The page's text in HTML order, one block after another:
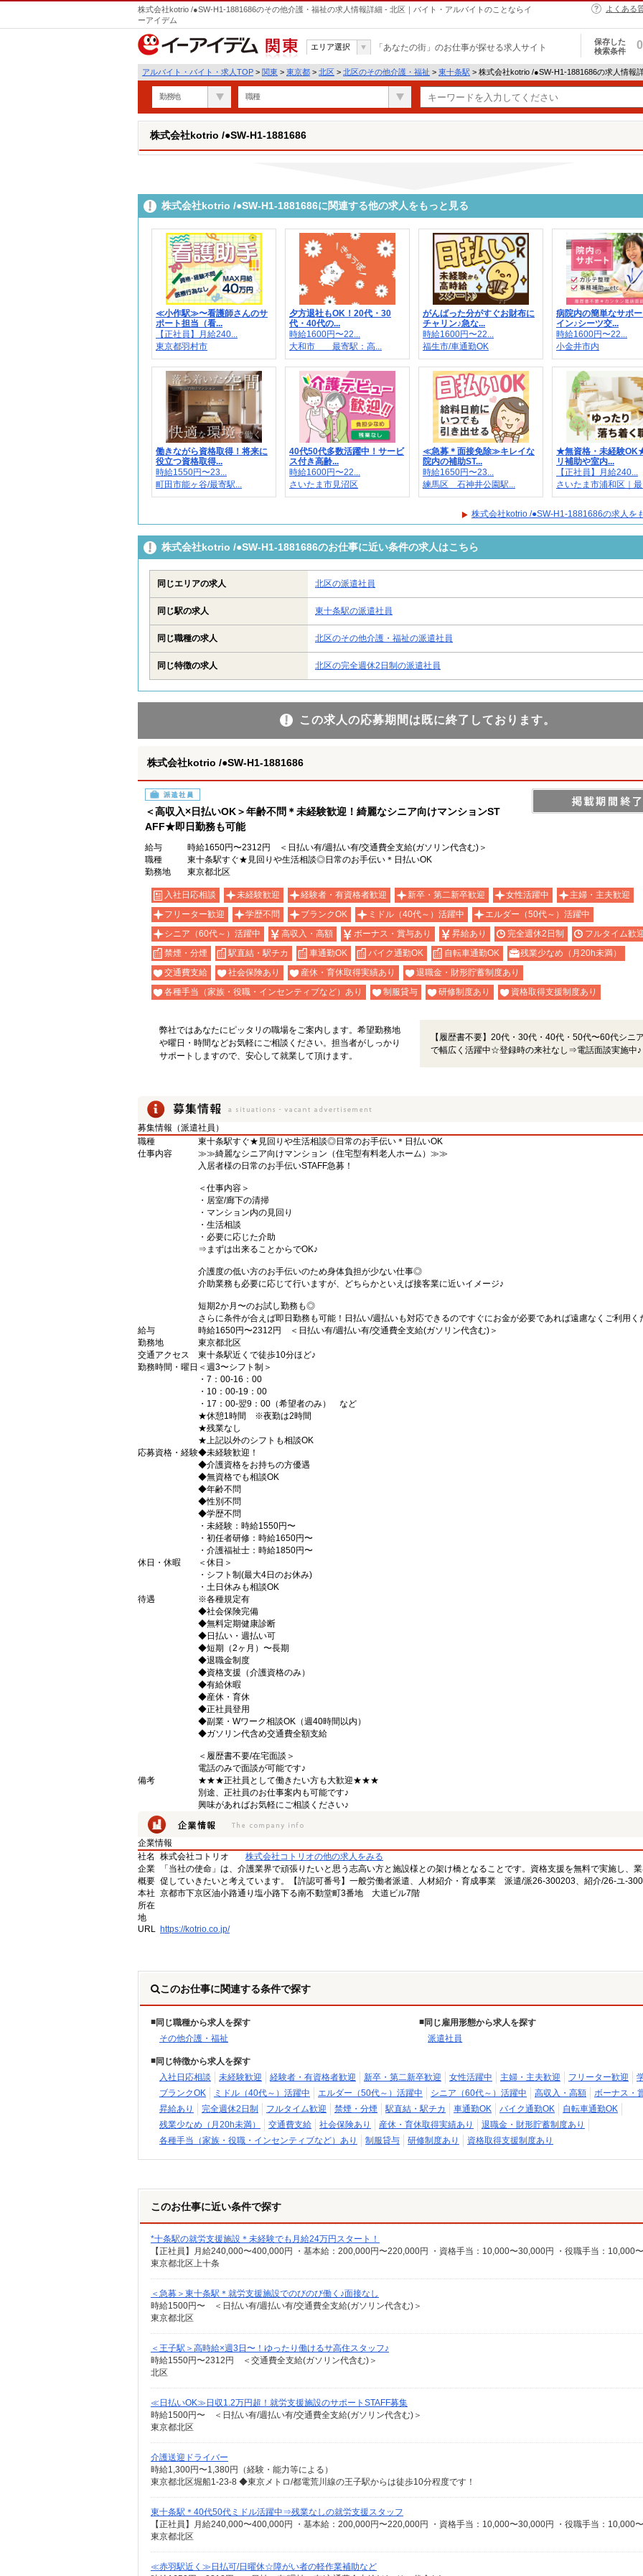
株式会社kotrio /●SW-H1-1881686のその他介護・福祉の求人情報詳細 - 北区｜バイト・アルバイトのことならイ
ーアイデム
よくある
関東
エリア選択 「あなたの街」のお仕事が探せる求人サイト
保存した
検索条件
0
アルバイト・バイト・求人TOP > 関東 > 東京都 > 北区 > 北区のその他介護・福祉 > 東十条駅 > 株式会社kotrio /●SW-H1-1881686の求人情報
勤務地 職種
株式会社kotrio /●SW-H1-1881686
株式会社kotrio /●SW-H1-1881686に関連する他の求人をもっと見る
≪小作駅≫〜看護師さんのサ
ポート担当（看...
【正社員】月給240...
東京都羽村市
夕方退社もOK！20代・30
代・40代の...
時給1600円〜22...
大和市 最寄駅：高...
がんばった分がすぐお財布に
チャリン♪急な...
時給1600円〜22...
福生市/車通勤OK
病院内の簡単なサポ
イン♪シーツ交...
時給1600円〜22...
小金井市内
働きながら資格取得！将来に
役立つ資格取得...
時給1550円〜23...
町田市能ヶ谷/最寄駅...
40代50代多数活躍中！サービ
ス付き高齢...
時給1600円〜22...
さいたま市見沼区
≪急募＊面接免除≫キレイな
院内の補助ST...
時給1650円〜23...
練馬区 石神井公園駅...
★無資格・未経験
リ補助や室内...
【正社員】月給240...
さいたま市浦和区｜
株式会社kotrio /●SW-H1-1881686の求人を
株式会社kotrio /●SW-H1-1881686のお仕事に近い条件の求人はこちら
同じエリアの求人 北区の派遣社員
同じ駅の求人 東十条駅の派遣社員
同じ職種の求人 北区のその他介護・福祉の派遣社員
同じ特徴の求人 北区の完全週休2日制の派遣社員
この求人の応募期間は既に終了しております。
株式会社kotrio /●SW-H1-1881686
派遣社員
＜高収入×日払いOK＞年齢不問＊未経験歓迎！綺麗なシニア向けマンションST
AFF★即日勤務も可能
給与
時給1650円〜2312円 ＜日払い有/週払い有/交通費全支給(ガソリン代含む)＞
職種
東十条駅すぐ★見回りや生活相談◎日常のお手伝い＊日払いOK
勤務地
東京都北区
入社日応相談 未経験歓迎 経験者・有資格者歓迎 新卒・第二新卒歓迎 女性活躍中
主婦・主夫歓迎
フリーター歓迎
学歴不問 ブランクOK ミドル（40代～）活躍中
エルダー（50代～）活躍中
シニア（60代～）活躍中
高収入・高額 ボーナス・賞与あり 昇給あり 完全週休2日制
フルタイム歓
禁煙・分煙
駅直結・駅チカ 車通勤OK バイク通勤OK 自転車通勤OK
残業少なめ（月20h未満）
交通費支給
社会保険あり 産休・育休取得実績あり
退職金・財形貯蓄制度あり
各種手当（家族・役職・インセンティブなど）あり
制服貸与 研修制度あり 資格取得支援制度あり
弊社ではあなたにピッタリの職場をご案内します。希望勤務地
や曜日・時間などお気軽にご相談ください。担当者がしっかり
サポートしますので、安心して就業して頂けます。
【履歴書不要】20代・30代・40代・50代〜60代シニ
で幅広く活躍中☆登録時の来社なし⇒電話面談実施中♪
募集情報（派遣社員）
職種
東十条駅すぐ★見回りや生活相談◎日常のお手伝い＊日払いOK
仕事内容
≫≫綺麗なシニア向けマンション（住宅型有料老人ホーム）≫≫
入居者様の日常のお手伝いSTAFF急募！
＜仕事内容＞
・居室/廊下の清掃
・マンション内の見回り
・生活相談
・必要に応じた介助
⇒まずは出来ることからでOK♪
介護度の低い方のお手伝いのため身体負担が少ない仕事◎
介助業務も必要に応じて行いますが、どちらかといえば接客業に近いイメージ♪
短期2か月〜のお試し勤務も◎
さらに条件が合えば即日勤務も可能！日払い/週払いも対応できるのですぐにお金が必要であれば遠慮なくご利用く
給与
時給1650円〜2312円 ＜日払い有/週払い有/交通費全支給(ガソリン代含む)＞
勤務地
東京都北区
交通アクセス
東十条駅近くで徒歩10分ほど♪
勤務時間・曜日 ＜週3〜シフト制＞
・7：00-16：00
・10：00-19：00
・17：00-翌9：00（希望者のみ） など
★休憩1時間 ※夜勤は2時間
★残業なし
★上記以外のシフトも相談OK
応募資格・経験◆未経験歓迎！
◆介護資格をお持ちの方優遇
◆無資格でも相談OK
◆年齢不問
◆性別不問
◆学歴不問
・未経験：時給1550円〜
・初任者研修：時給1650円〜
・介護福祉士：時給1850円〜
休日・休暇
＜休日＞
・シフト制(最大4日のお休み)
・土日休みも相談OK
待遇
※各種規定有
◆社会保険完備
◆無料定期健康診断
◆日払い・週払い可
◆短期（2ヶ月）〜長期
◆退職金制度
◆資格支援（介護資格のみ）
◆有給休暇
◆産休・育休
◆正社員登用
◆副業・Wワーク相談OK（週40時間以内）
◆ガソリン代含め交通費全額支給
＜履歴書不要/在宅面談＞
電話のみで面談が可能です♪
備考
★★★正社員として働きたい方も大歓迎★★★
別途、正社員のお仕事案内も可能です♪
興味があればお気軽にご相談ください♪
企業情報
社名
株式会社コトリオ
株式会社コトリオの他の求人をみる
企業
概要
「当社の使命」は、介護業界で頑張りたいと思う志高い方と施設様との架け橋となることです。資格支援を無料で実施し、
促していきたいと考えています。【許認可番号】一般労働者派遣、人材紹介・育成事業 派遣/派26-300203、紹介/26-ユ-
本社
所在
地
京都市下京区油小路通り塩小路下る南不動堂町3番地 大道ビル7階
URL https://kotrio.co.jp/
このお仕事に関連する条件で探す
同じ職種から求人を探す
その他介護・福祉
同じ雇用形態から求人を探す
派遣社員
同じ特徴から求人を探す
入社日応相談
未経験歓迎 経験者・有資格者歓迎 新卒・第二新卒歓迎 女性活躍中 主婦・主夫歓迎 フリーター歓迎
ブランクOK
ミドル（40代～）活躍中 エルダー（50代～）活躍中 シニア（60代～）活躍中 高収入・高額
ボーナス・
昇給あり
完全週休2日制 フルタイム歓迎 禁煙・分煙 駅直結・駅チカ 車通勤OK バイク通勤OK
自転車通勤OK
残業少なめ（月20h未満）
交通費支給 社会保険あり 産休・育休取得実績あり
退職金・財形貯蓄制度あり
各種手当（家族・役職・インセンティブなど）あり
制服貸与 研修制度あり 資格取得支援制度あり
このお仕事に近い条件で探す
*十条駅の就労支援施設＊未経験でも月給24万円スタート！
東京都北区上十条
＜急募＞東十条駅＊就労支援施設でのびのび働く♪面接なし
時給1500円〜 ＜日払い有/週払い有/交通費全支給(ガソリン代含む)＞
東京都北区
＜王子駅＞高時給×週3日〜！ゆったり働けるサ高住スタッフ♪
時給1550円〜2312円 ＜交通費全支給(ガソリン代含む)＞
北区
≪日払いOK≫日収1.2万円超！就労支援施設のサポートSTAFF募集
時給1500円〜 ＜日払い有/週払い有/交通費全支給(ガソリン代含む)＞
東京都北区
介護送迎ドライバー
時給1,300円〜1,380円（経験・能力等による）
東京都北区堀船1-23-8 ◆東京メトロ/都電荒川線の王子駅からは徒歩10分程度です！
東十条駅＊40代50代ミドル活躍中⇒残業なしの就労支援スタッフ
東京都北区
≪赤羽駅近く≫日払可/日曜休☆障がい者の軽作業補助など